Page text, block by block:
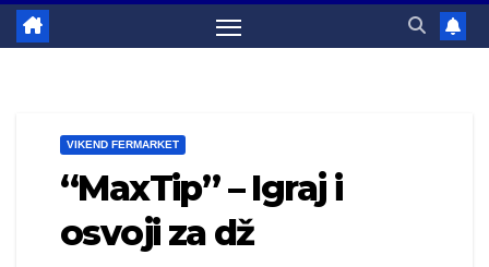
VIKEND FERMARKET
“MaxTip” – Igraj i
osvoji za dž